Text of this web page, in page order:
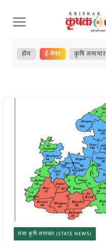
Skip
to
content
होम ई-पेपर कृषि समाचार
राज्य कृषि समाचार (STATE NEWS)